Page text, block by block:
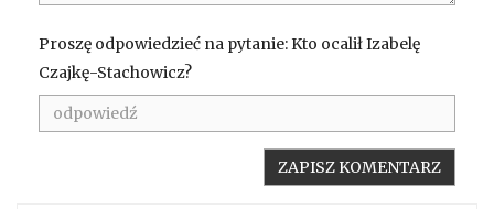
Proszę odpowiedzieć na pytanie: Kto ocalił Izabelę
Czajkę-Stachowicz?